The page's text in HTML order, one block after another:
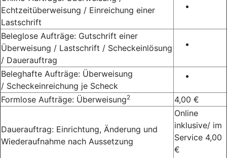
Echtzeitüberweisung / Einreichung einer
Lastschrift
Beleglose Aufträge: Gutschrift einer
Überweisung / Lastschrift / Scheckeinlösung
/ Dauerauftrag
Beleghafte Aufträge: Überweisung
/ Scheckeinreichung je Scheck
Formlose Aufträge: Überweisung2 4,00 €
Dauerauftrag: Einrichtung, Änderung und
Wiederaufnahme nach Aussetzung
Online
inklusive/ im
Service 4,00
€